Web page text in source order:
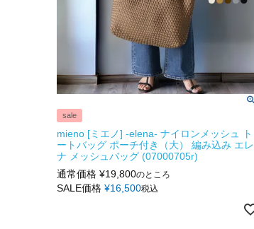
sale
mieno [ミエノ] -elena- ナイロンメッシュ ト
ートバッグ ポーチ付き（大） 編み込み エレ
ナ メッシュバッグ (07000705r)
通常価格 ¥19,800のところ
SALE価格 ¥16,500税込